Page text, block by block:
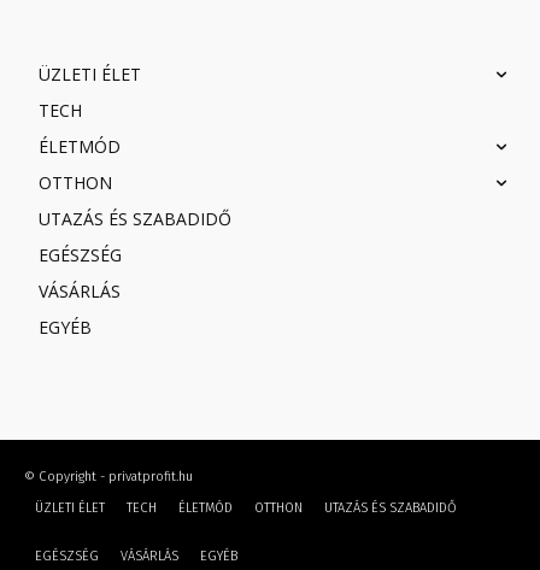
ÜZLETI ÉLET
TECH
ÉLETMÓD
OTTHON
UTAZÁS ÉS SZABADIDŐ
EGÉSZSÉG
VÁSÁRLÁS
EGYÉB
© Copyright - privatprofit.hu
ÜZLETI ÉLET
TECH ÉLETMÓD OTTHON UTAZÁS ÉS SZABADIDŐ
EGÉSZSÉG VÁSÁRLÁS EGYÉB